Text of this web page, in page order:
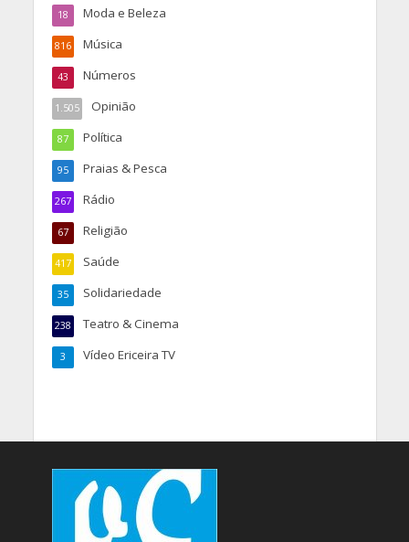
Moda e Beleza
18
Música
816
Números
43
Opinião
1.505
Política
87
Praias & Pesca
95
Rádio
267
Religião
67
Saúde
417
Solidariedade
35
Teatro & Cinema
238
Vídeo Ericeira TV
3